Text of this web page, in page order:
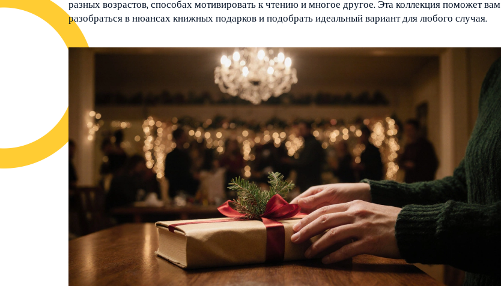
разных возрастов, способах мотивировать к чтению и многое другое. Эта коллекция поможет вам
разобраться в нюансах книжных подарков и подобрать идеальный вариант для любого случая.